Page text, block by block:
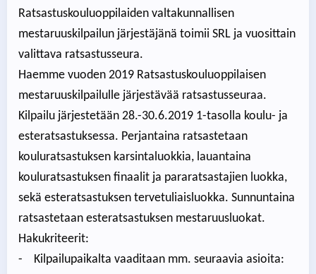
Ratsastuskouluoppilaiden valtakunnallisen
mestaruuskilpailun järjestäjänä toimii SRL ja vuosittain
valittava ratsastusseura.
Haemme vuoden 2019 Ratsastuskouluoppilaisen
mestaruuskilpailulle järjestävää ratsastusseuraa.
Kilpailu järjestetään 28.-30.6.2019 1-tasolla koulu- ja
esteratsastuksessa. Perjantaina ratsastetaan
kouluratsastuksen karsintaluokkia, lauantaina
kouluratsastuksen finaalit ja pararatsastajien luokka,
sekä esteratsastuksen tervetuliaisluokka. Sunnuntaina
ratsastetaan esteratsastuksen mestaruusluokat.
Hakukriteerit:
- Kilpailupaikalta vaaditaan mm. seuraavia asioita: